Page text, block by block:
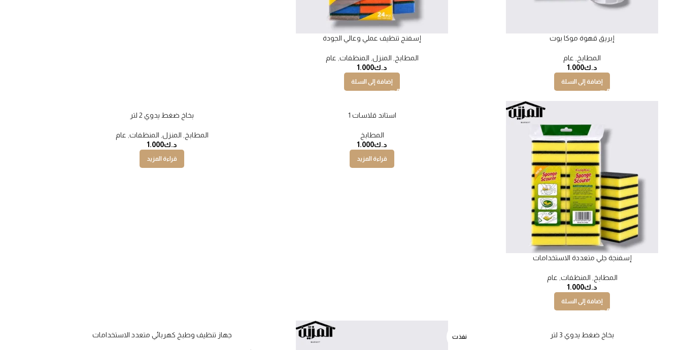
إبريق قهوة موكا بوت
المطابخ
عام
د.ك1.000
إضافة إلى السلة
إسفنج تنظيف عملي وعالي الجودة
المطابخ المنزل المنظفات عام
د.ك1.000
إضافة إلى السلة
إسفنجة جلي متعددة الاستخدامات
المطابخ المنظفات عام
د.ك1.000
إضافة إلى السلة
استاند قلاسات 1
المطابخ
د.ك1.000
قراءة المزيد
بخاخ ضغط يدوي 2 لتر
المطابخ المنزل المنظفات عام
د.ك1.000
قراءة المزيد
بخاخ ضغط يدوي 3 لتر نفذت جهاز تنظيف وطبخ كهربائي متعدد الاستخدامات